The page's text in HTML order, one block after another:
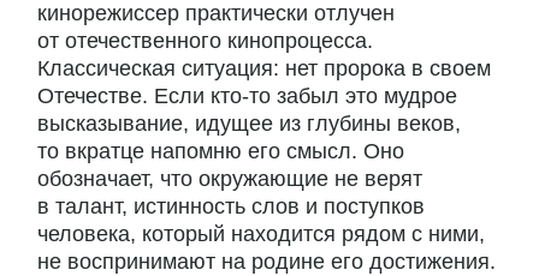
кинорежиссер практически отлучен
от отечественного кинопроцесса.
Классическая ситуация: нет пророка в своем
Отечестве. Если кто-то забыл это мудрое
высказывание, идущее из глубины веков,
то вкратце напомню его смысл. Оно
обозначает, что окружающие не верят
в талант, истинность слов и поступков
человека, который находится рядом с ними,
не воспринимают на родине его достижения.